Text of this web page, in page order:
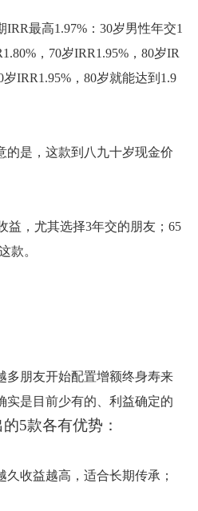
IRR最高1.97%：30岁男性年交1
，70岁IRR1.95%，80岁IR
IRR1.95%，80岁就能达到1.9
的是，这款到八九十岁现金价
益，尤其选择3年交的朋友；65
款。
多朋友开始配置增额终身寿来
实是目前少有的、利益确定的
的5款各有优势：
久收益越高，适合长期传承；